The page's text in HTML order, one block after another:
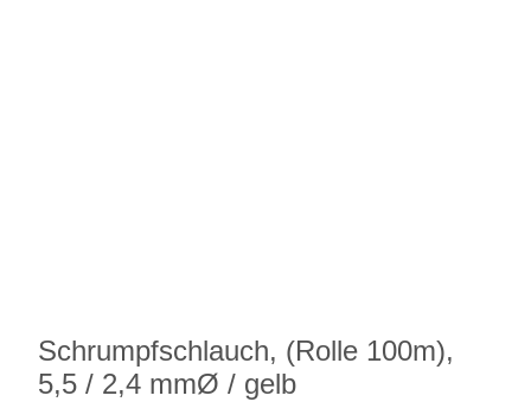
Schrumpfschlauch, (Rolle 100m),
5,5 / 2,4 mmØ / gelb